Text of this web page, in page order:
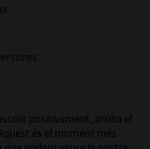
positivament, arriba el
és el moment més
permanent en
fet créixer les noves
multimèdia. Podeu
sobre els seus